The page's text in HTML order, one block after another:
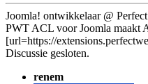
Joomla! ontwikkelaar @
PWT ACL voor Joomla maakt
[url=https://
Discussie gesloten.
renem